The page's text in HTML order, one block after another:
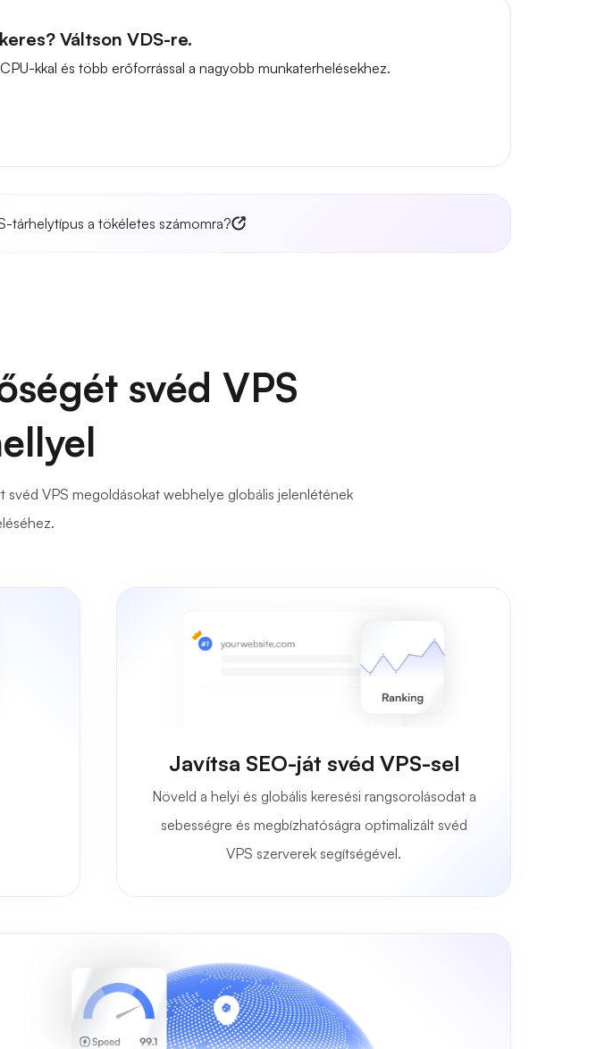
Váltson VDS-re.
kkal és több erőforrással a nagyobb munkaterhelésekhez.
tárhelytípus a tökéletes számomra?
svéd VPS
VPS megoldásokat webhelye globális jelenlétének
Javítsa SEO-ját svéd VPS-sel
Növeld a helyi és globális keresési rangsorolásodat a
sebességre és megbízhatóságra optimalizált svéd
VPS szerverek segítségével.